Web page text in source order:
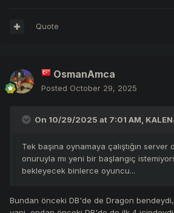
Quote
OsmanAmca
Posted October 29, 2025
On 10/29/2025 at 7:01 AM,
Tek başına oynamaya çalıştığın server
onuruyla mı yeni bir başlangıç
bekleyecek binlerce oyuncu...
Bundan önceki DB'de de Dragon